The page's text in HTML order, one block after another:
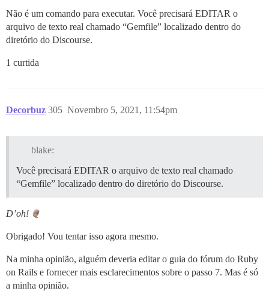
Não é um comando para executar. Você precisará EDITAR o
arquivo de texto real chamado “Gemfile” localizado dentro do
diretório do Discourse.
1 curtida
Decorbuz Novembro 5, 2021, 11:54pm
305
blake:
Você precisará EDITAR o arquivo de texto real chamado
“Gemfile” localizado dentro do diretório do Discourse.
D’oh!
Obrigado! Vou tentar isso agora mesmo.
Na minha opinião, alguém deveria editar o guia do fórum do Ruby
on Rails e fornecer mais esclarecimentos sobre o passo 7. Mas é só
a minha opinião.